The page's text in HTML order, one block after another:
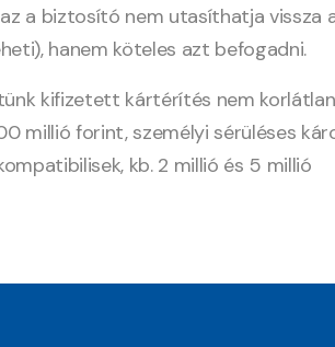
a biztosító nem utasíthatja vissza
hanem köteles azt befogadni.
kifizetett kártérítés nem
millió forint, személyi sérüléses
kb. 2 millió és 5 millió